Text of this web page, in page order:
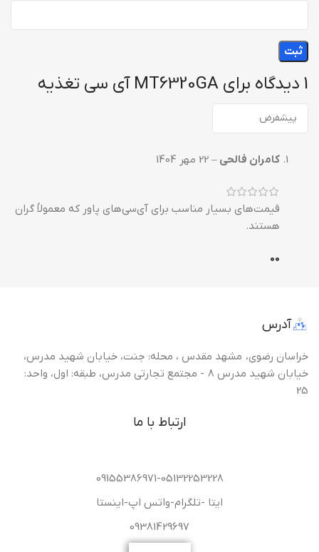
1 دیدگاه برای MT6320GA آی سی تغذیه
کامران فالحی – 22 مهر 1404
قیمت‌های بسیار مناسب برای آی‌سی‌های پاور که معمولاً گران
هستند.
0
0
آدرس
خراسان رضوی، مشهد مقدس ، محله: جنت، خیابان شهید مدرس،
خیابان شهید مدرس 8 - مجتمع تجارتی مدرس، طبقه: اول، واحد:
25
ارتباط با ما
09155386971-05132253228
ایتا -تلگرام-واتس اپ-اینستا
09381429697